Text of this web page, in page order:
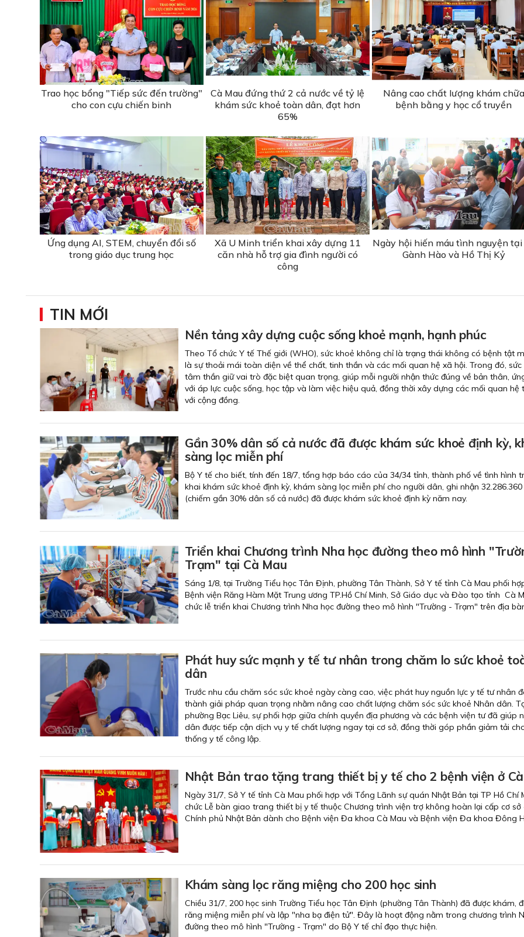
Trao học bổng "Tiếp sức đến trường"
cho con cựu chiến binh
Cà Mau đứng thứ 2 cả nước về tỷ lệ
khám sức khoẻ toàn dân, đạt hơn
65%
Nâng cao chất lượng khám chữa
bệnh bằng y học cổ truyền
Ứng dụng AI, STEM, chuyển đổi số
trong giáo dục trung học
Xã U Minh triển khai xây dựng 11
căn nhà hỗ trợ gia đình người có
công
Ngày hội hiến máu tình nguyện tại
Gành Hào và Hồ Thị Kỷ
TIN MỚI
Nền tảng xây dựng cuộc sống khoẻ mạnh, hạnh phúc
Theo Tổ chức Y tế Thế giới (WHO), sức khoẻ không chỉ là trạng thái không có bệnh tật
là sự thoải mái toàn diện về thể chất, tinh thần và các mối quan hệ xã hội. Trong đó, sức
tâm thần giữ vai trò đặc biệt quan trọng, giúp mỗi người nhận thức đúng về bản thân,
với áp lực cuộc sống, học tập và làm việc hiệu quả, đồng thời xây dựng các mối quan hệ
với cộng đồng.
Gần 30% dân số cả nước đã được khám sức khoẻ định kỳ,
sàng lọc miễn phí
Bộ Y tế cho biết, tính đến 18/7, tổng hợp báo cáo của 34/34 tỉnh, thành phố về tình hình
khai khám sức khoẻ định kỳ, khám sàng lọc miễn phí cho người dân, ghi nhận
(chiếm gần 30% dân số cả nước) đã được khám sức khoẻ định kỳ năm nay.
Triển khai Chương trình Nha học đường theo mô hình
Trạm" tại Cà Mau
Sáng 1/8, tại Trường Tiểu học Tân Định, phường Tân Thành, Sở Y tế tỉnh Cà Mau phối
Bệnh viện Răng Hàm Mặt Trung ương TP.Hồ Chí Minh, Sở Giáo dục và Đào tạo tỉnh Cà
chức lễ triển khai Chương trình Nha học đường theo mô hình "Trường - Trạm" trên địa
Phát huy sức mạnh y tế tư nhân trong chăm lo sức khoẻ
dân
Trước nhu cầu chăm sóc sức khoẻ ngày càng cao, việc phát huy nguồn lực y tế tư nhân
thành giải pháp quan trọng nhằm nâng cao chất lượng chăm sóc sức khoẻ Nhân dân.
phường Bạc Liêu, sự phối hợp giữa chính quyền địa phương và các bệnh viện tư đã giúp
dân được tiếp cận dịch vụ y tế chất lượng ngay tại cơ sở, đồng thời góp phần giảm tải
thống y tế công lập.
Nhật Bản trao tặng trang thiết bị y tế cho 2 bệnh viện ở
Ngày 31/7, Sở Y tế tỉnh Cà Mau phối hợp với Tổng Lãnh sự quán Nhật Bản tại TP Hồ Chí
chức Lễ bàn giao trang thiết bị y tế thuộc Chương trình viện trợ không hoàn lại cấp cơ sở
Chính phủ Nhật Bản dành cho Bệnh viện Đa khoa Cà Mau và Bệnh viện Đa khoa Đông
Khám sàng lọc răng miệng cho 200 học sinh
Chiều 31/7, 200 học sinh Trường Tiểu học Tân Định (phường Tân Thành) đã được khám,
răng miệng miễn phí và lập "nha bạ điện tử". Đây là hoạt động nằm trong chương trình
đường theo mô hình "Trường - Trạm" do Bộ Y tế chỉ đạo thực hiện.